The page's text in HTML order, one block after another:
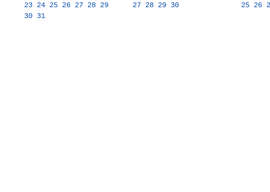
23 24 25 26 27 28 29
30 31
27 28 29 30
25 26